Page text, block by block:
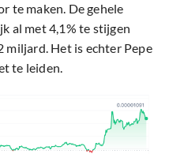
te maken. De gehele
al met 4,1% te stijgen
miljard. Het is echter Pepe
te leiden.